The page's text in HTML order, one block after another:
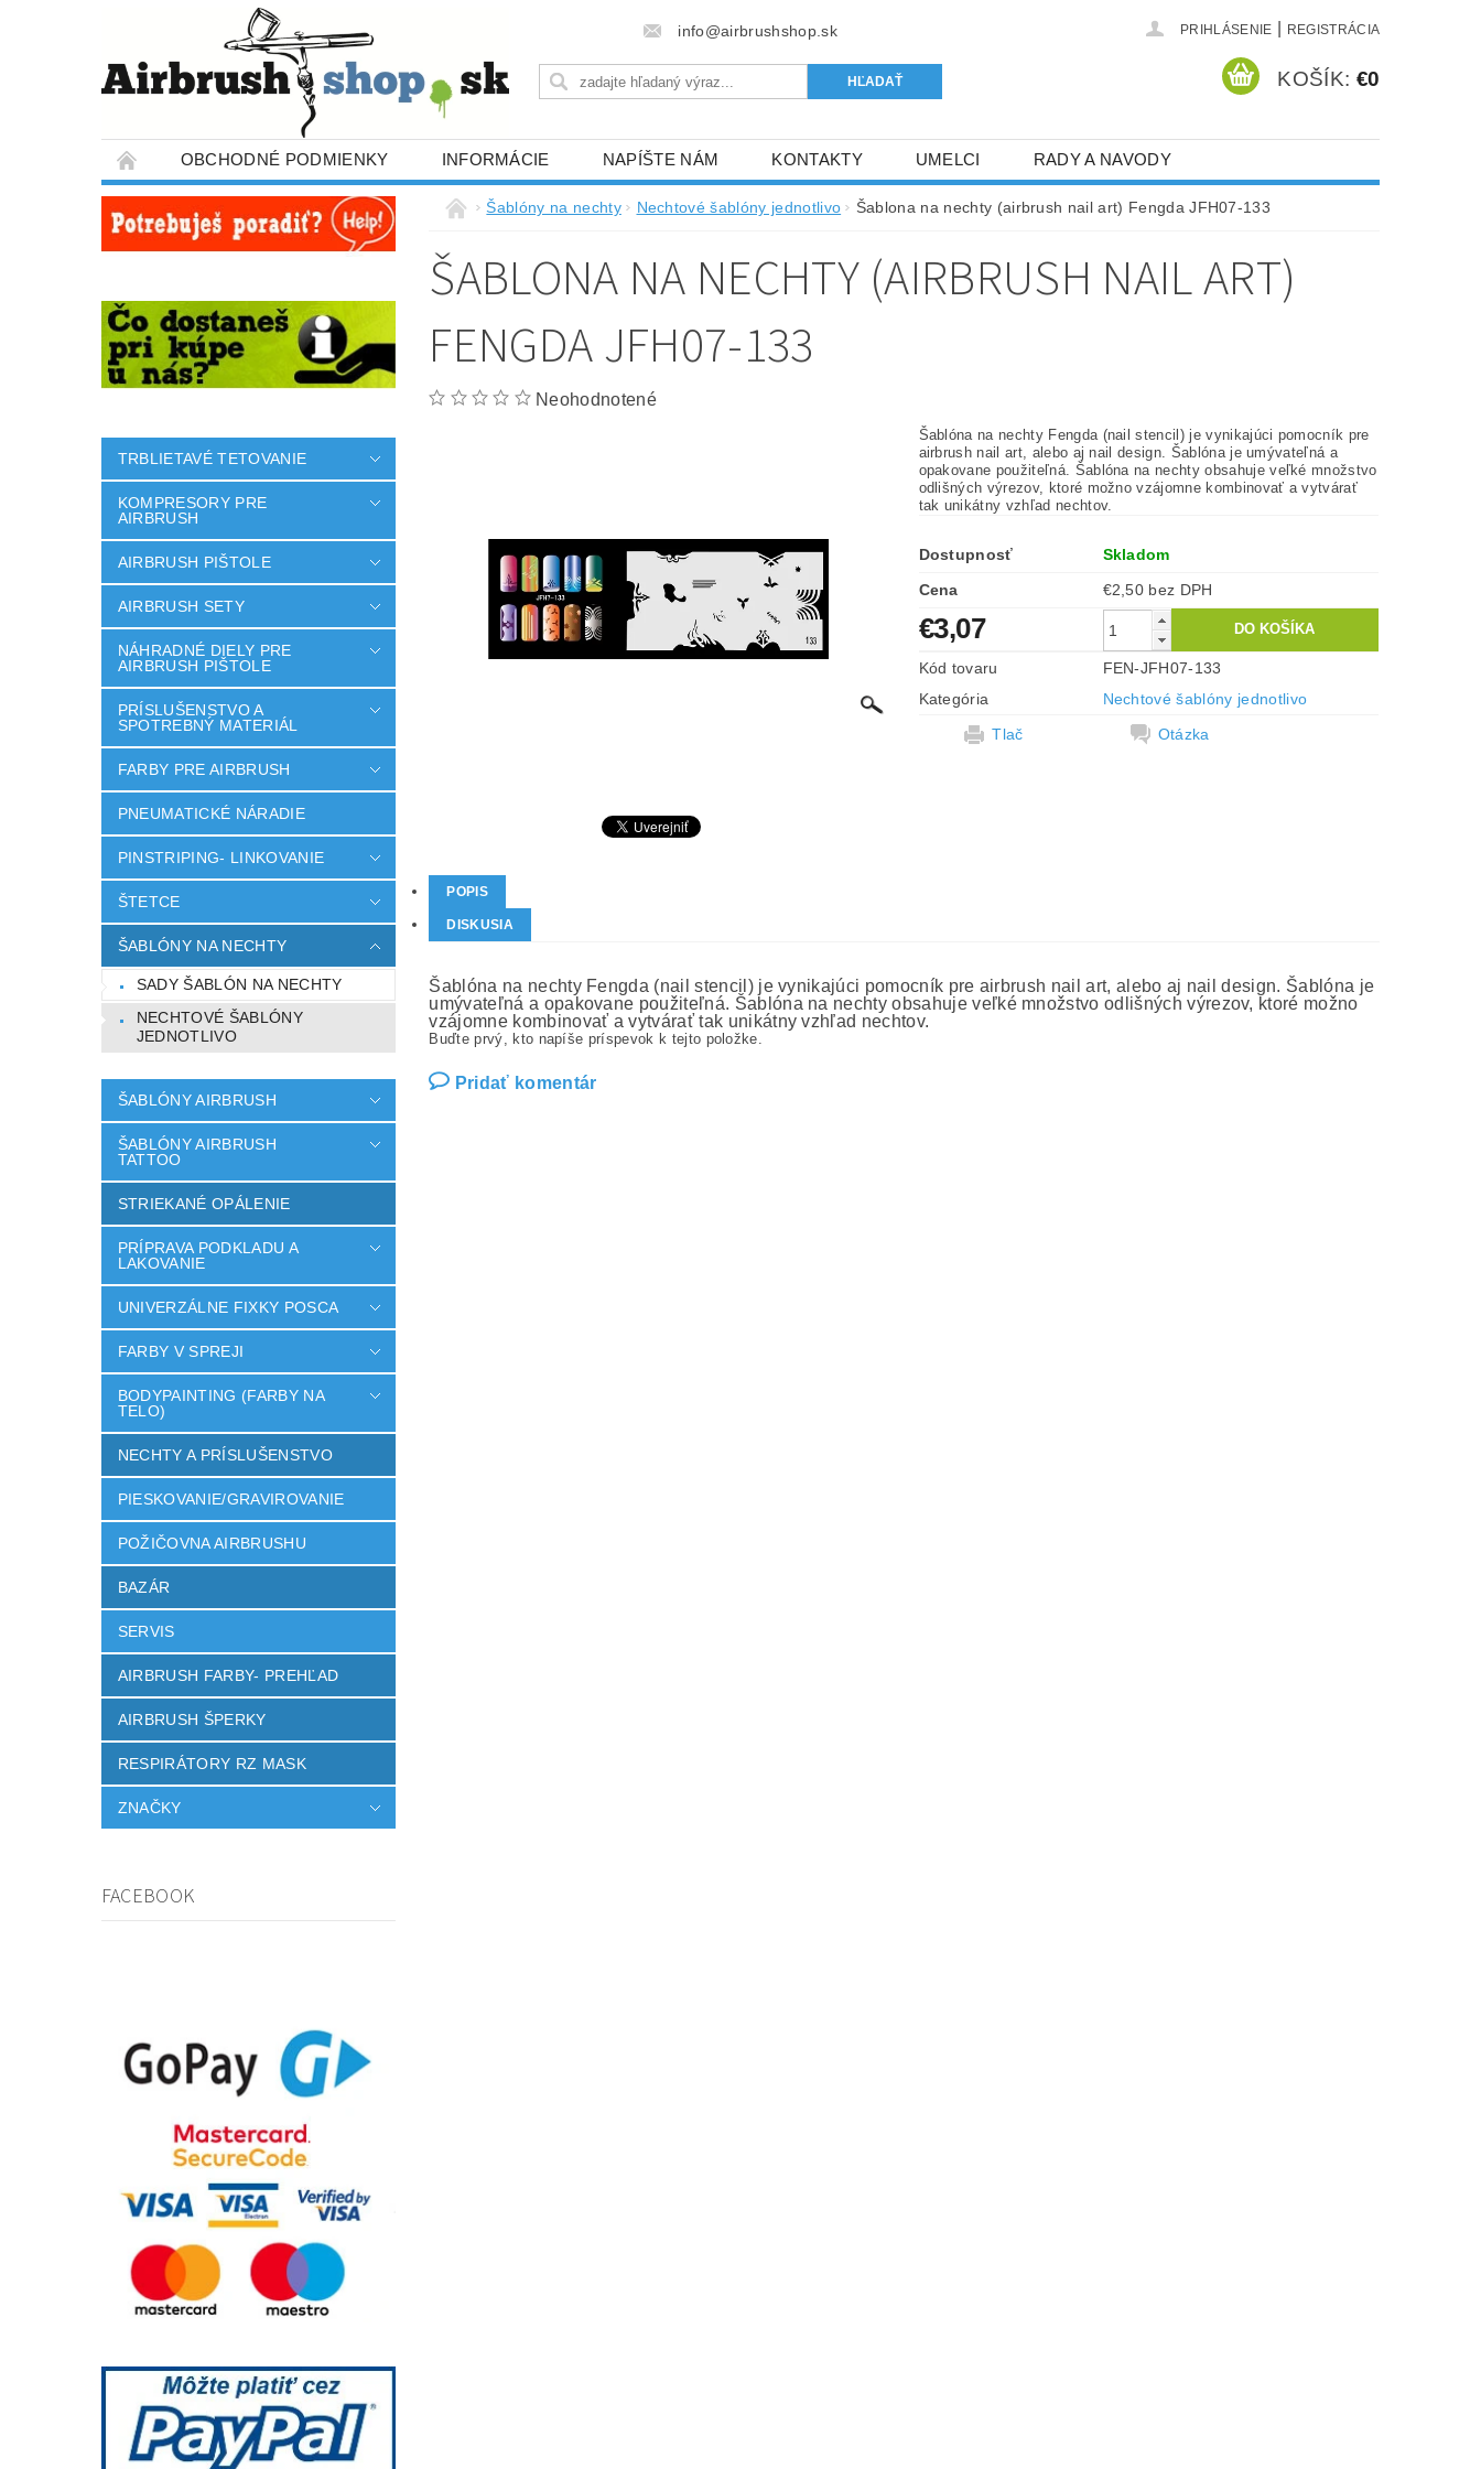
info@airbrushshop.sk PRIHLÁSENIE REGISTRÁCIA
KOŠÍK: €0
OBCHODNÉ PODMIENKY INFORMÁCIE NAPÍŠTE NÁM KONTAKTY UMELCI RADY A NAVODY
TRBLIETAVÉ TETOVANIE
KOMPRESORY PRE
AIRBRUSH
AIRBRUSH PIŠTOLE
AIRBRUSH SETY
NÁHRADNÉ DIELY PRE
AIRBRUSH PIŠTOLE
PRÍSLUŠENSTVO A
SPOTREBNÝ MATERIÁL
FARBY PRE AIRBRUSH
PNEUMATICKÉ NÁRADIE
PINSTRIPING- LINKOVANIE
ŠTETCE
ŠABLÓNY NA NECHTY
SADY ŠABLÓN NA NECHTY
NECHTOVÉ ŠABLÓNY
JEDNOTLIVO
ŠABLÓNY AIRBRUSH
ŠABLÓNY AIRBRUSH
TATTOO
STRIEKANÉ OPÁLENIE
PRÍPRAVA PODKLADU A
LAKOVANIE
UNIVERZÁLNE FIXKY POSCA
FARBY V SPREJI
BODYPAINTING (FARBY NA
TELO)
NECHTY A PRÍSLUŠENSTVO
PIESKOVANIE/GRAVIROVANIE
POŽIČOVNA AIRBRUSHU
BAZÁR
SERVIS
AIRBRUSH FARBY- PREHĽAD
AIRBRUSH ŠPERKY
RESPIRÁTORY RZ MASK
ZNAČKY
FACEBOOK
Šablóny na nechty Nechtové šablóny jednotlivo Šablona na nechty (airbrush nail art) Fengda JFH07-133
ŠABLONA NA NECHTY (AIRBRUSH NAIL ART)
FENGDA JFH07-133
Neohodnotené
Šablóna na nechty Fengda (nail stencil) je vynikajúci pomocník pre
airbrush nail art, alebo aj nail design. Šablóna je umývateľná a
opakovane použiteľná. Šablóna na nechty obsahuje veľké množstvo
odlišných výrezov, ktoré možno vzájomne kombinovať a vytvárať
tak unikátny vzhľad nechtov.
Dostupnosť
Skladom
Cena
€2,50 bez DPH
€3,07
Kód tovaru
FEN-JFH07-133
Kategória
Nechtové šablóny jednotlivo
Tlač
Otázka
POPIS
DISKUSIA
Šablóna na nechty Fengda (nail stencil) je vynikajúci pomocník pre airbrush nail art, alebo aj nail design. Šablóna je
umývateľná a opakovane použiteľná. Šablóna na nechty obsahuje veľké množstvo odlišných výrezov, ktoré možno
vzájomne kombinovať a vytvárať tak unikátny vzhľad nechtov.
Buďte prvý, kto napíše príspevok k tejto položke.
Pridať komentár